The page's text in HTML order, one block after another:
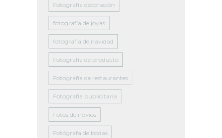
Fotografía decoración
fotografía de joyas
fotografía de navidad
Fotografía de producto
Fotografía de restaurantes
Fotografía publicitaria
Fotos de novios
Fotógrafa de bodas